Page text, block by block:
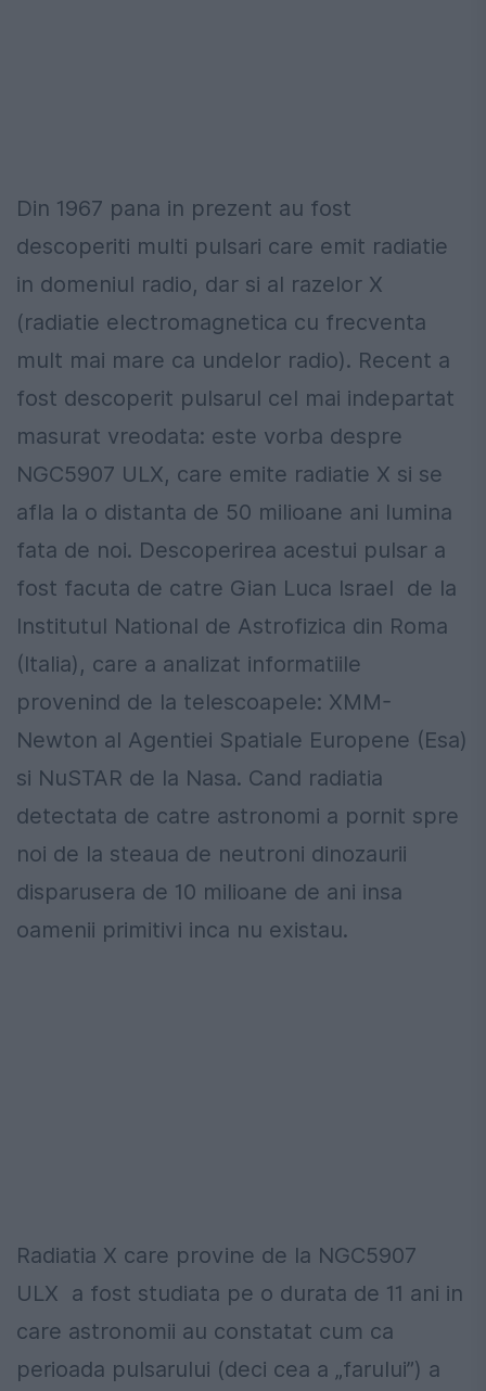
Din 1967 pana in prezent au fost
descoperiti multi pulsari care emit radiatie
in domeniul radio, dar si al razelor X
(radiatie electromagnetica cu frecventa
mult mai mare ca undelor radio). Recent a
fost descoperit pulsarul cel mai indepartat
masurat vreodata: este vorba despre
NGC5907 ULX, care emite radiatie X si se
afla la o distanta de 50 milioane ani lumina
fata de noi. Descoperirea acestui pulsar a
fost facuta de catre Gian Luca Israel de la
Institutul National de Astrofizica din Roma
(Italia), care a analizat informatiile
provenind de la telescoapele: XMM-
Newton al Agentiei Spatiale Europene (Esa)
si NuSTAR de la Nasa. Cand radiatia
detectata de catre astronomi a pornit spre
noi de la steaua de neutroni dinozaurii
disparusera de 10 milioane de ani insa
oamenii primitivi inca nu existau.
Radiatia X care provine de la NGC5907
ULX a fost studiata pe o durata de 11 ani in
care astronomii au constatat cum ca
perioada pulsarului (deci cea a „farului”) a